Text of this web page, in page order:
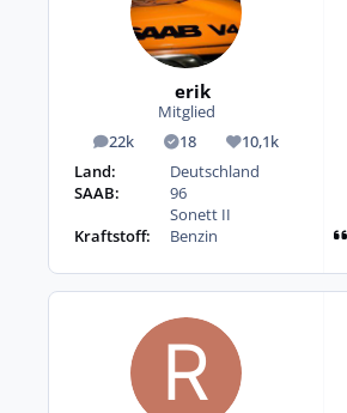
erik
Mitglied
22k
Beiträge 18
Lösungen10,1k
Reputation
Land:
Deutschland
SAAB:
96
Sonett II
Kraftstoff:
Benzin